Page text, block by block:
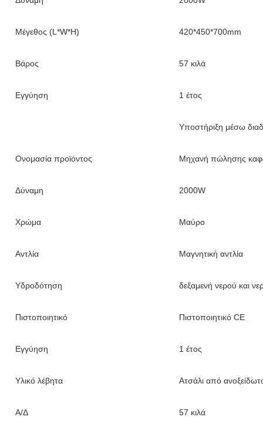
Μέγεθος (L*W*H) 420*450*700mm
Βάρος 57 κιλά
Εγγύηση 1 έτος
Υποστήριξη μέσω
Ονομασία προϊόντος Μηχανή πώλησης
Δύναμη 2000W
Χρώμα Μαύρο
Αντλία Μαγνητική αντλία
Υδροδότηση δεξαμενή νερού και
Πιστοποιητικό Πιστοποιητικό CE
Εγγύηση 1 έτος
Υλικό λέβητα Ατσάλι από
Α/Δ 57 κιλά